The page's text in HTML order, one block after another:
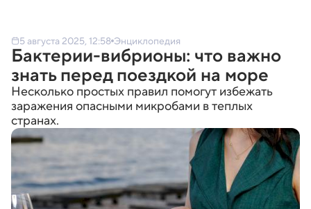
5 августа 2025, 12:58 Энциклопедия
Бактерии-вибрионы: что важно
знать перед поездкой на море
Несколько простых правил помогут избежать
заражения опасными микробами в теплых
странах.